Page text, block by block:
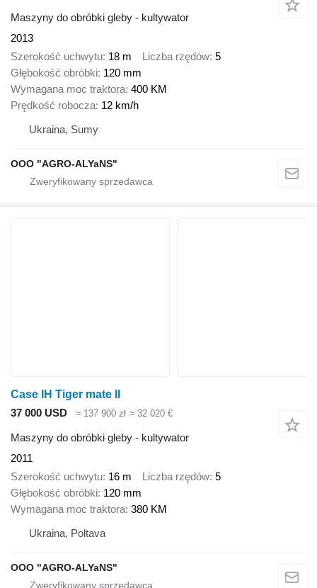
Maszyny do obróbki gleby - kultywator
2013
Szerokość uchwytu 18 m Liczba rzędów 5
Głębokość obróbki 120 mm
Wymagana moc traktora 400 KM
Prędkość robocza 12 km/h
Ukraina, Sumy
OOO "AGRO-ALYaNS"
Case IH Tiger mate II
37 000 USD
≈ 137 900 zł ≈ 32 020 €
Maszyny do obróbki gleby - kultywator
2011
Szerokość uchwytu 16 m Liczba rzędów 5
Głębokość obróbki 120 mm
Wymagana moc traktora 380 KM
Ukraina, Poltava
OOO "AGRO-ALYaNS"